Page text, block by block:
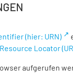
(hier: URN)
Locator
aufgerufen